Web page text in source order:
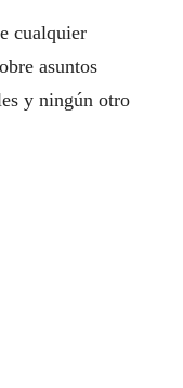
cualquier
asuntos
y ningún otro